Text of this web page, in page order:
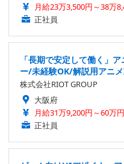
月給23万3,500円～38万
正社員
「長期で安定して働く」
ー/未経験OK/解説用アニ
株式会社RIOT GROUP
大阪府
月給31万9,200円～60万円
正社員